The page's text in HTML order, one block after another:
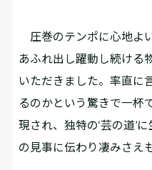
圧巻のテンポに心地よ
あふれ出し躍動し続ける
いただきました。率直に
るのかという驚きで一杯
現され、独特の‘芸の道’
の見事に伝わり凄みさえ